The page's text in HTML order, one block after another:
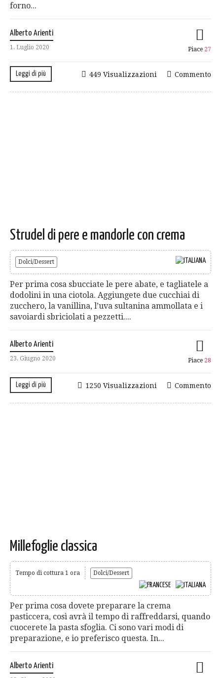
forno...
Alberto Arienti
1. Luglio 2020 Piace 27
Leggi di più Commento
449 Visualizzazioni
Strudel di pere e mandorle con crema
Dolci/Dessert
Per prima cosa sbucciate le pere abate, e tagliatele a
dodolini in una ciotola. Aggiungete due cucchiai di
zucchero, la vanillina, l’uva sultanina ammollata e i
savoiardi sbriciolati a pezzetti....
Alberto Arienti
23. Giugno 2020 Piace 28
Leggi di più Commento
1250 Visualizzazioni
Millefoglie classica
Tempo di cottura 1 ora Dolci/Dessert
Per prima cosa dovete preparare la crema
pasticcera, così avrà il tempo di raffreddarsi, quando
cuocerete la pasta sfoglia. Ci sono vari modi di
preparazione, e io preferisco questa. In...
Alberto Arienti